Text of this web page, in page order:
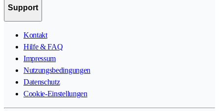
Support
Kontakt
Hilfe & FAQ
Impressum
Nutzungsbedingungen
Datenschutz
Cookie-Einstellungen